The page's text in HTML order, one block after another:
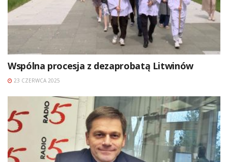
Wspólna procesja z dezaprobatą Litwinów
23 CZERWCA 2025